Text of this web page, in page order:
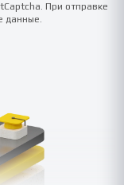
При отправке
данные.